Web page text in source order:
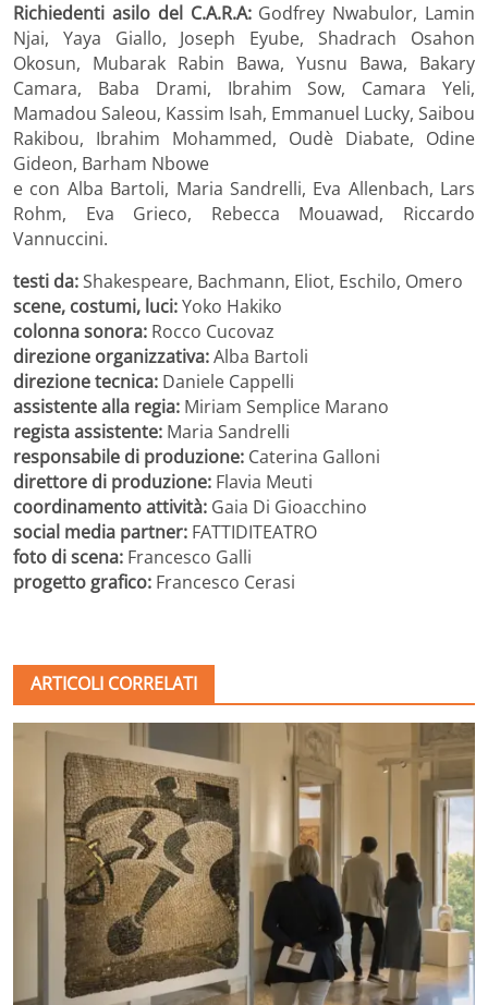
Richiedenti asilo del C.A.R.A: Godfrey Nwabulor, Lamin
Njai, Yaya Giallo, Joseph Eyube, Shadrach Osahon
Okosun, Mubarak Rabin Bawa, Yusnu Bawa, Bakary
Camara, Baba Drami, Ibrahim Sow, Camara Yeli,
Mamadou Saleou, Kassim Isah, Emmanuel Lucky, Saibou
Rakibou, Ibrahim Mohammed, Oudè Diabate, Odine
Gideon, Barham Nbowe
e con Alba Bartoli, Maria Sandrelli, Eva Allenbach, Lars
Rohm, Eva Grieco, Rebecca Mouawad, Riccardo
Vannuccini.
testi da:Shakespeare, Bachmann, Eliot, Eschilo, Omero
scene, costumi, luci:Yoko Hakiko
colonna sonora: Rocco Cucovaz
direzione organizzativa:Alba Bartoli
direzione tecnica: Daniele Cappelli
assistente alla regia: Miriam Semplice Marano
regista assistente: Maria Sandrelli
responsabile di produzione: Caterina Galloni
direttore di produzione: Flavia Meuti
coordinamento attività: Gaia Di Gioacchino
social media partner: FATTIDITEATRO
foto di scena: Francesco Galli
progetto grafico: Francesco Cerasi
ARTICOLI CORRELATI